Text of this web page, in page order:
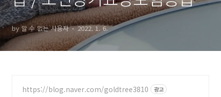
by 알 수 없는 사용자 2022. 1. 6.
https://blog.naver.com/goldtree3810 광고